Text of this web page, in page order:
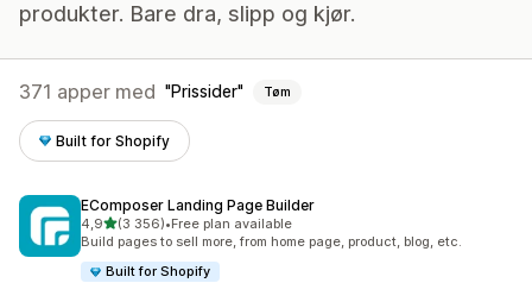
produkter. Bare dra, slipp og kjør.
371 apper med Prissider Tøm
Built for Shopify
EComposer Landing Page Builder
4,9av 5 stjerner
(3 356)
Totalt 3356 omtaler
•Free plan available
Build pages to sell more, from home page, product, blog, etc.
Built for Shopify